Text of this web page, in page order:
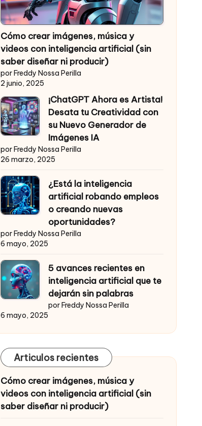
Cómo crear imágenes, música y
videos con inteligencia artificial (sin
saber diseñar ni producir)
por Freddy Nossa Perilla
2 junio, 2025
¡ChatGPT Ahora es Artista!
Desata tu Creatividad con
su Nuevo Generador de
Imágenes IA
por Freddy Nossa Perilla
26 marzo, 2025
¿Está la inteligencia
artificial robando empleos
o creando nuevas
oportunidades?
por Freddy Nossa Perilla
6 mayo, 2025
5 avances recientes en
inteligencia artificial que te
dejarán sin palabras
por Freddy Nossa Perilla
6 mayo, 2025
Articulos recientes
Cómo crear imágenes, música y
videos con inteligencia artificial (sin
saber diseñar ni producir)